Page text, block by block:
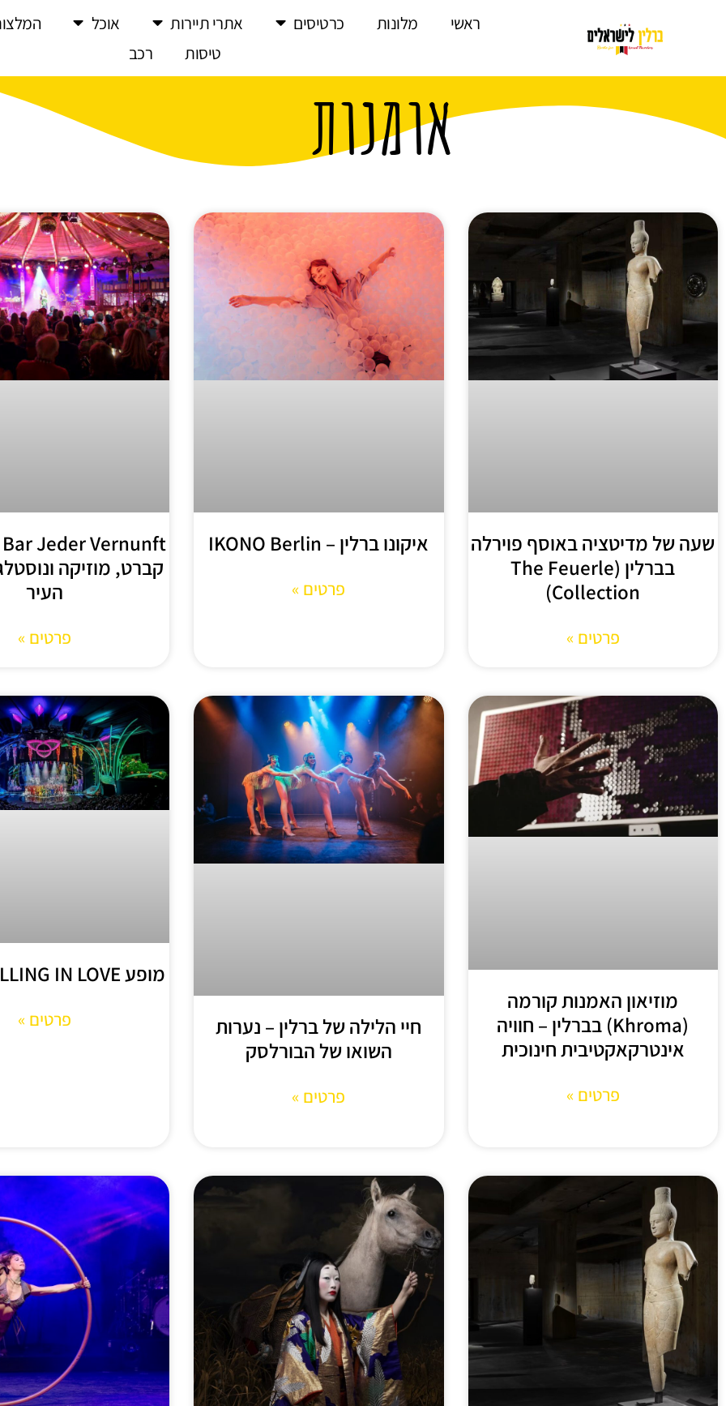
ראשי מלונות כרטיסים אתרי תיירות אוכל
טיסות
רכב
אומנות
שעה של מדיטציה באוסף פוירלה
בברלין (The Feuerle
Collection)
פרטים »
איקונו ברלין – IKONO Berlin
פרטים »
קברט, מוזיקה
העיר
פרטים »
מוזיאון האמנות קורמה
(Khroma) בברלין – חוויה
אינטרקאקטיבית חינוכית
פרטים »
חיי הלילה של ברלין – נערות
השואו של הבורלסק
פרטים »
מופע FALLING IN LOVE בברלין
פרטים »